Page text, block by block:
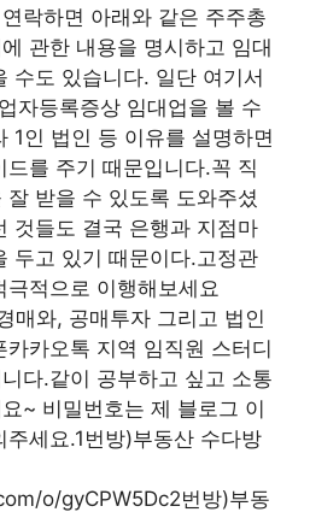
락하면 아래와 같은 주주총
관한 내용을 명시하고 임대
수도 있습니다. 일단 여기서
자등록증상 임대업을 볼 수
1인 법인 등 이유를 설명하면
를 주기 때문입니다.꼭 직
받을 수 있도록 도와주셨
것들도 결국 은행과 지점마
두고 있기 때문이다.고정관
적으로 이행해보세요
, 공매투자 그리고 법인
카오톡 지역 임직원 스터디
다.같이 공부하고 싶고 소통
~ 비밀번호는 제 블로그 이
세요.1번방)부동산 수다방
o/gyCPW5Dc2번방)부동